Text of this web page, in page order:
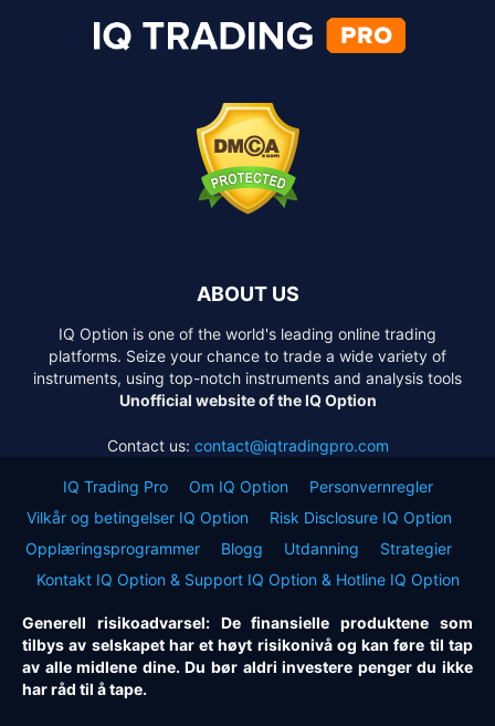
ABOUT US
IQ Option is one of the world's leading online trading
platforms. Seize your chance to trade a wide variety of
instruments, using top-notch instruments and analysis tools
Unofficial website of the IQ Option
Contact us: contact@iqtradingpro.com
IQ Trading Pro Om IQ Option
Personvernregler
Vilkår og betingelser IQ Option
Risk Disclosure IQ Option
Opplæringsprogrammer
Blogg Utdanning
Strategier
Kontakt IQ Option & Support IQ Option & Hotline IQ Option
Generell risikoadvarsel: De finansielle produktene som
tilbys av selskapet har et høyt risikonivå og kan føre til tap
av alle midlene dine. Du bør aldri investere penger du ikke
har råd til å tape.